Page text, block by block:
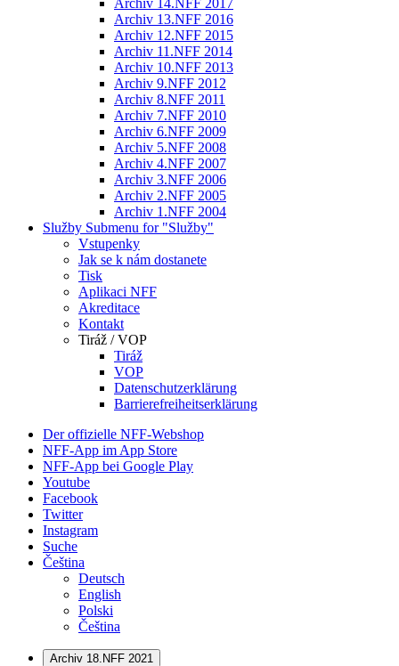
Archiv 13.NFF 2016
Archiv 12.NFF 2015
Archiv 11.NFF 2014
Archiv 10.NFF 2013
Archiv 9.NFF 2012
Archiv 8.NFF 2011
Archiv 7.NFF 2010
Archiv 6.NFF 2009
Archiv 5.NFF 2008
Archiv 4.NFF 2007
Archiv 3.NFF 2006
Archiv 2.NFF 2005
Archiv 1.NFF 2004
Služby Submenu for "Služby"
Vstupenky
Jak se k nám dostanete
Tisk
Aplikaci NFF
Akreditace
Kontakt
Tiráž / VOP
Tiráž
VOP
Datenschutzerklärung
Barrierefreiheitserklärung
Der offizielle NFF-Webshop
NFF-App im App Store
NFF-App bei Google Play
Youtube
Facebook
Twitter
Instagram
Suche
Čeština
Deutsch
English
Polski
Čeština
Archiv 18.NFF 2021